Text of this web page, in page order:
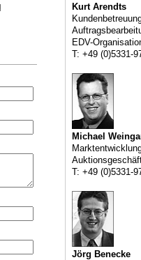
Kurt Arendts
EDV-
T: +49 (0)5331-
Michael
T: +49 (0)5331-
Jörg Benecke